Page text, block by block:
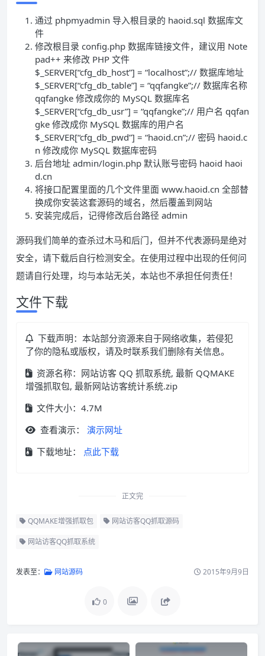
通过 phpmyadmin 导入根目录的 haoid.sql 数据库文
件
修改根目录 config.php 数据库链接文件，建议用 Note
pad++ 来修改 PHP 文件
$_SERVER[“cfg_db_host”] = “localhost”;// 数据库地址
$_SERVER[“cfg_db_table”] = “qqfangke”;// 数据库名称
qqfangke 修改成你的 MySQL 数据库名
$_SERVER[“cfg_db_usr”] = “qqfangke”;// 用户名 qqfan
gke 修改成你 MySQL 数据库的用户名
$_SERVER[“cfg_db_pwd”] = “haoid.cn”;// 密码 haoid.c
n 修改成你 MySQL 数据库密码
后台地址 admin/login.php 默认账号密码 haoid haoi
d.cn
将接口配置里面的几个文件里面 www.haoid.cn 全部替
换成你安装这套源码的域名，然后覆盖到网站
安装完成后，记得修改后台路径 admin
源码我们简单的查杀过木马和后门，但并不代表源码是绝对
安全，请下载后自行检测安全。在使用过程中出现的任何问
题请自行处理，均与本站无关，本站也不承担任何责任！
文件下载
下载声明：本站部分资源来自于网络收集，若侵犯
了你的隐私或版权，请及时联系我们删除有关信息。
资源名称：网站访客 QQ 抓取系统, 最新 QQMAKE
增强抓取包, 最新网站访客统计系统.zip
文件大小：4.7M
查看演示：
演示网址
下载地址：
点此下载
正文完
QQMAKE增强抓取包 网站访客QQ抓取源码
网站访客QQ抓取系统
发表至： 网站源码 2015年9月9日
0